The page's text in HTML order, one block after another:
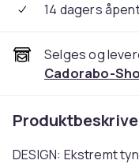
14 dagers
Selges og
Cadorabo-
DESIGN: Ekstremt